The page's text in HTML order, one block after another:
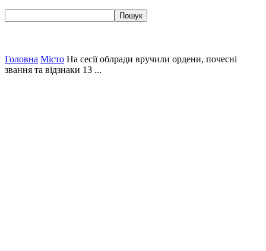
Головна Місто На сесії облради вручили ордени, почесні
звання та відзнаки 13 ...